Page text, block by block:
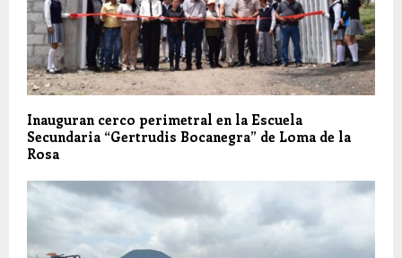
Inauguran cerco perimetral en la Escuela
Secundaria “Gertrudis Bocanegra” de Loma de la
Rosa